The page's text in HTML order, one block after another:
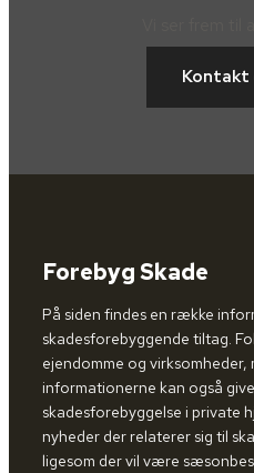
Kontakt
Forebyg Skade
På siden findes en række
skadesforebyggende tiltag.
ejendomme og virksomheder,
informationerne kan også
skadesforebyggelse i private
nyheder der relaterer sig til
ligesom der vil være